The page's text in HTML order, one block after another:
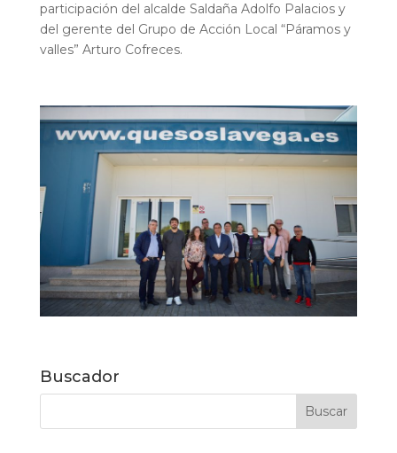
participación del alcalde Saldaña Adolfo Palacios y
del gerente del Grupo de Acción Local “Páramos y
valles” Arturo Cofreces.
Buscador